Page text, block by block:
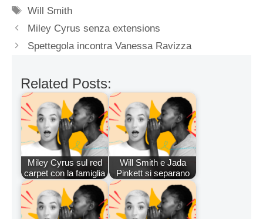
Tag
Will Smith
Miley Cyrus senza extensions
Spettegola incontra Vanessa Ravizza
Related Posts:
Miley Cyrus sul red
carpet con la famiglia
Will Smith e Jada
Pinkett si separano